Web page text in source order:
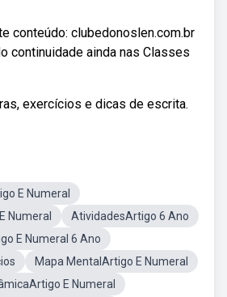
conteúdo: clubedonoslen.com.br
continuidade ainda nas Classes
exercícios e dicas de escrita.
E Numeral
Numeral
AtividadesArtigo 6 Ano
E Numeral 6 Ano
Mapa MentalArtigo E Numeral
E Numeral